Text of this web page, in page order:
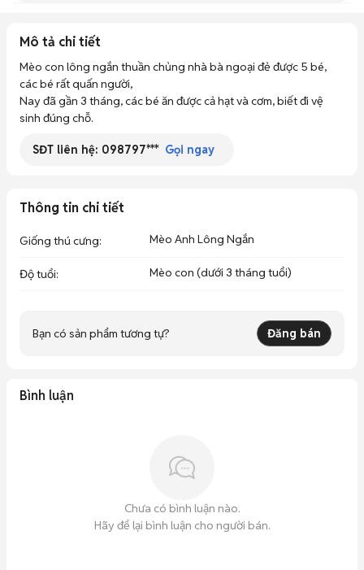
Mô tả chi tiết
Mèo con lông ngắn thuần chủng nhà bà ngoại đẻ được 5 bé,
các bé rất quấn người,
Nay đã gần 3 tháng, các bé ăn được cả hạt và cơm, biết đi vệ
sinh đúng chỗ.
SĐT liên hệ: 098797*** Gọi ngay
Thông tin chi tiết
Giống thú cưng: Mèo Anh Lông Ngắn
Độ tuổi: Mèo con (dưới 3 tháng tuổi)
Bạn có sản phẩm tương tự? Đăng bán
Bình luận
Chưa có bình luận nào.
Hãy để lại bình luận cho người bán.